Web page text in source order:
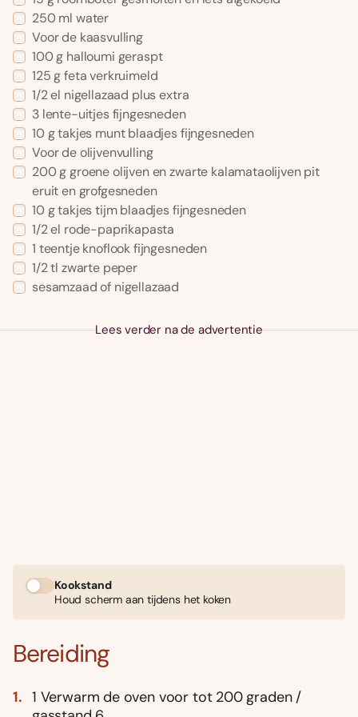
250 ml water
Voor de kaasvulling
100 g halloumi geraspt
125 g feta verkruimeld
1/2 el nigellazaad plus extra
3 lente-uitjes fijngesneden
10 g takjes munt blaadjes fijngesneden
Voor de olijvenvulling
200 g groene olijven en zwarte kalamataolijven pit
eruit en grofgesneden
10 g takjes tijm blaadjes fijngesneden
1/2 el rode-paprikapasta
1 teentje knoflook fijngesneden
1/2 tl zwarte peper
sesamzaad of nigellazaad
Lees verder na de advertentie
Kookstand
Houd scherm aan tijdens het koken
Bereiding
1 Verwarm de oven voor tot 200 graden /